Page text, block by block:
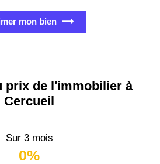
mon bien
prix de l'immobilier à
Cercueil
Sur 3 mois
0%